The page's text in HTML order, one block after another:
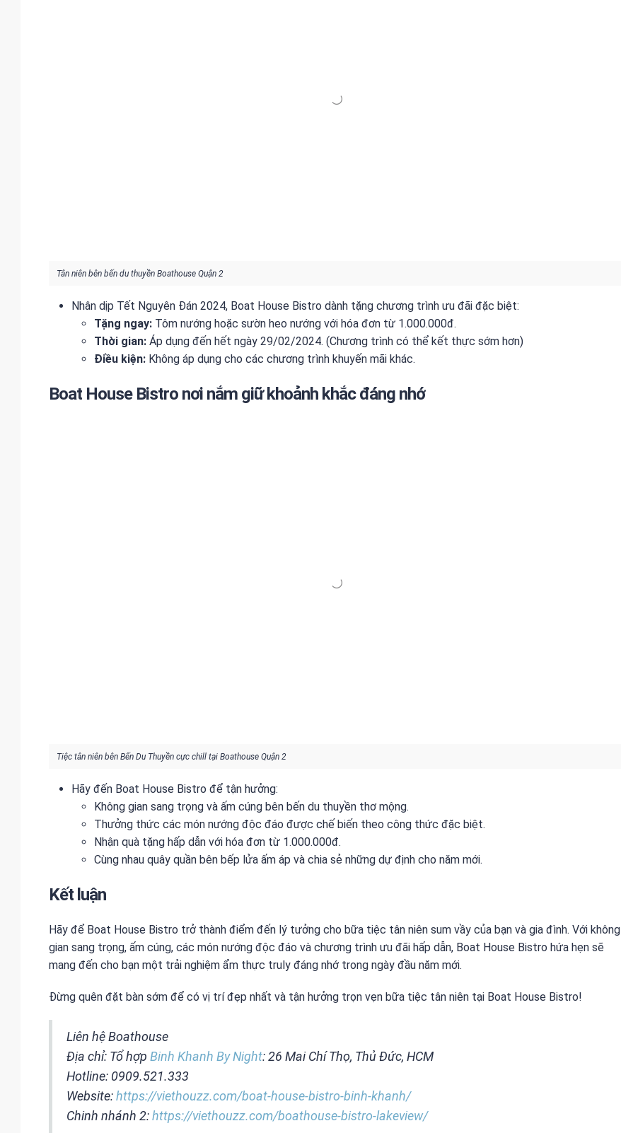
Tân niên bên bến du thuyền Boathouse Quận 2
Nhân dịp Tết Nguyên Đán 2024, Boat House Bistro dành tặng chương trình ưu đãi đặc biệt:
Tặng ngay: Tôm nướng hoặc sườn heo nướng với hóa đơn từ 1.000.000đ.
Thời gian: Áp dụng đến hết ngày 29/02/2024. (Chương trình có thể kết thực sớm hơn)
Điều kiện: Không áp dụng cho các chương trình khuyến mãi khác.
Boat House Bistro nơi nắm giữ khoảnh khắc đáng nhớ
Tiệc tân niên bên Bến Du Thuyền cực chill tại Boathouse Quận 2
Hãy đến Boat House Bistro để tận hưởng:
Không gian sang trọng và ấm cúng bên bến du thuyền thơ mộng.
Thưởng thức các món nướng độc đáo được chế biến theo công thức đặc biệt.
Nhận quà tặng hấp dẫn với hóa đơn từ 1.000.000đ.
Cùng nhau quây quần bên bếp lửa ấm áp và chia sẻ những dự định cho năm mới.
Kết luận
Hãy để Boat House Bistro trở thành điểm đến lý tưởng cho bữa tiệc tân niên sum vầy của bạn và gia đình. Với không
gian sang trọng, ấm cúng, các món nướng độc đáo và chương trình ưu đãi hấp dẫn, Boat House Bistro hứa hẹn sẽ
mang đến cho bạn một trải nghiệm ẩm thực truly đáng nhớ trong ngày đầu năm mới.
Đừng quên đặt bàn sớm để có vị trí đẹp nhất và tận hưởng trọn vẹn bữa tiệc tân niên tại Boat House Bistro!
Liên hệ Boathouse
Địa chỉ: Tổ hợp Binh Khanh By Night: 26 Mai Chí Thọ, Thủ Đức, HCM
Hotline: 0909.521.333
Website:https://viethouzz.com/boat-house-bistro-binh-khanh/
Chinh nhánh 2:https://viethouzz.com/boathouse-bistro-lakeview/